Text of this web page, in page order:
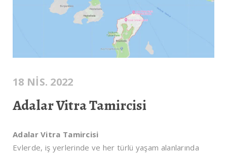
18 NIS. 2022
Adalar Vitra Tamircisi
Adalar Vitra Tamircisi
Evlerde, iş yerlerinde ve her türlü yaşam alanlarında